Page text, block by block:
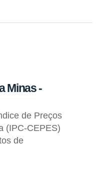
Minas -
de Preços
(IPC-CEPES)
de